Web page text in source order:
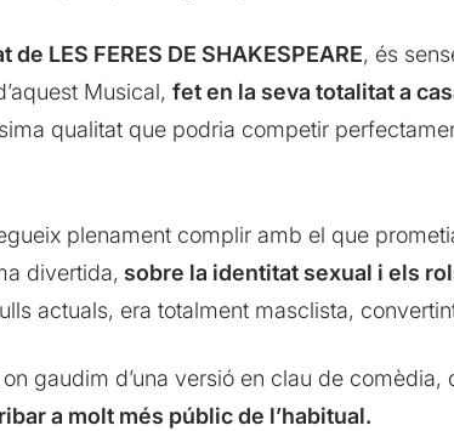
LES FERES DE SHAKESPEARE, és
Musical, fet en la seva totalitat a
qualitat que podria competir
plenament complir amb el que
divertida, sobre la identitat sexual i els
actuals, era totalment masclista,
on gaudim d’una versió en clau de comèdia,
a molt més públic de l’habitual.